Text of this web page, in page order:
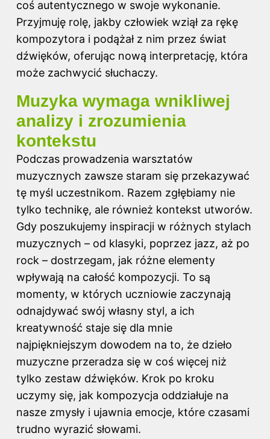
coś autentycznego w swoje wykonanie.
Przyjmuję rolę, jakby człowiek wziął za rękę
kompozytora i podążał z nim przez świat
dźwięków, oferując nową interpretację, która
może zachwycić słuchaczy.
Muzyka wymaga wnikliwej
analizy i zrozumienia
kontekstu
Podczas prowadzenia warsztatów
muzycznych zawsze staram się przekazywać
tę myśl uczestnikom. Razem zgłębiamy nie
tylko technikę, ale również kontekst utworów.
Gdy poszukujemy inspiracji w różnych stylach
muzycznych – od klasyki, poprzez jazz, aż po
rock – dostrzegam, jak różne elementy
wpływają na całość kompozycji. To są
momenty, w których uczniowie zaczynają
odnajdywać swój własny styl, a ich
kreatywność staje się dla mnie
najpiękniejszym dowodem na to, że dzieło
muzyczne przeradza się w coś więcej niż
tylko zestaw dźwięków. Krok po kroku
uczymy się, jak kompozycja oddziałuje na
nasze zmysły i ujawnia emocje, które czasami
trudno wyrazić słowami.